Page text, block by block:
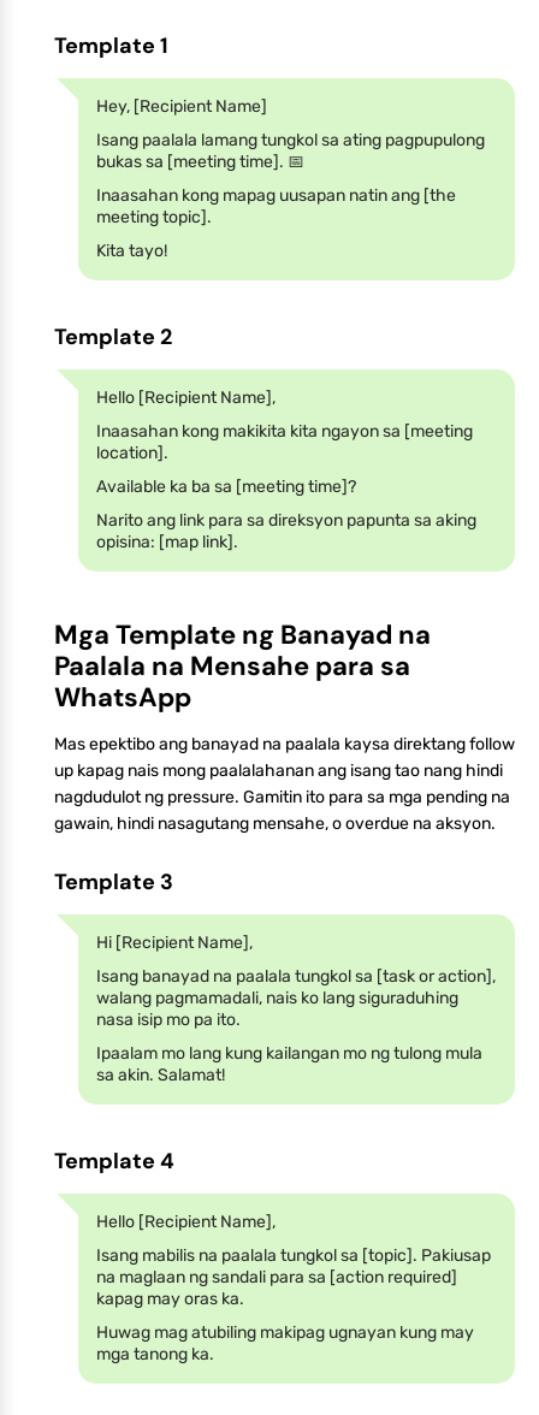
Template 1
Hey, [Recipient Name]
Isang paalala lamang tungkol sa ating pagpupulong
bukas sa [meeting time]. 📅
Inaasahan kong mapag uusapan natin ang [the
meeting topic].
Kita tayo!
Template 2
Hello [Recipient Name],
Inaasahan kong makikita kita ngayon sa [meeting
location].
Available ka ba sa [meeting time]?
Narito ang link para sa direksyon papunta sa aking
opisina: [map link].
Mga Template ng Banayad na
Paalala na Mensahe para sa
WhatsApp
Mas epektibo ang banayad na paalala kaysa direktang follow
up kapag nais mong paalalahanan ang isang tao nang hindi
nagdudulot ng pressure. Gamitin ito para sa mga pending na
gawain, hindi nasagutang mensahe, o overdue na aksyon.
Template 3
Hi [Recipient Name],
Isang banayad na paalala tungkol sa [task or action],
walang pagmamadali, nais ko lang siguraduhing
nasa isip mo pa ito.
Ipaalam mo lang kung kailangan mo ng tulong mula
sa akin. Salamat!
Template 4
Hello [Recipient Name],
Isang mabilis na paalala tungkol sa [topic]. Pakiusap
na maglaan ng sandali para sa [action required]
kapag may oras ka.
Huwag mag atubiling makipag ugnayan kung may
mga tanong ka.